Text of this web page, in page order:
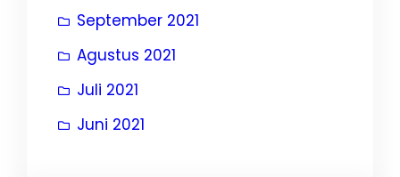
September 2021
Agustus 2021
Juli 2021
Juni 2021